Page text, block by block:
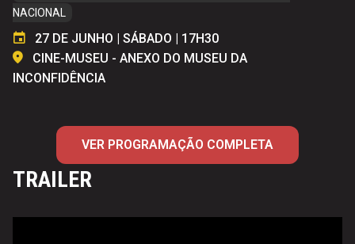
NACIONAL
27 DE JUNHO | SÁBADO | 17H30
CINE-MUSEU - ANEXO DO MUSEU DA
INCONFIDÊNCIA
VER PROGRAMAÇÃO COMPLETA
TRAILER